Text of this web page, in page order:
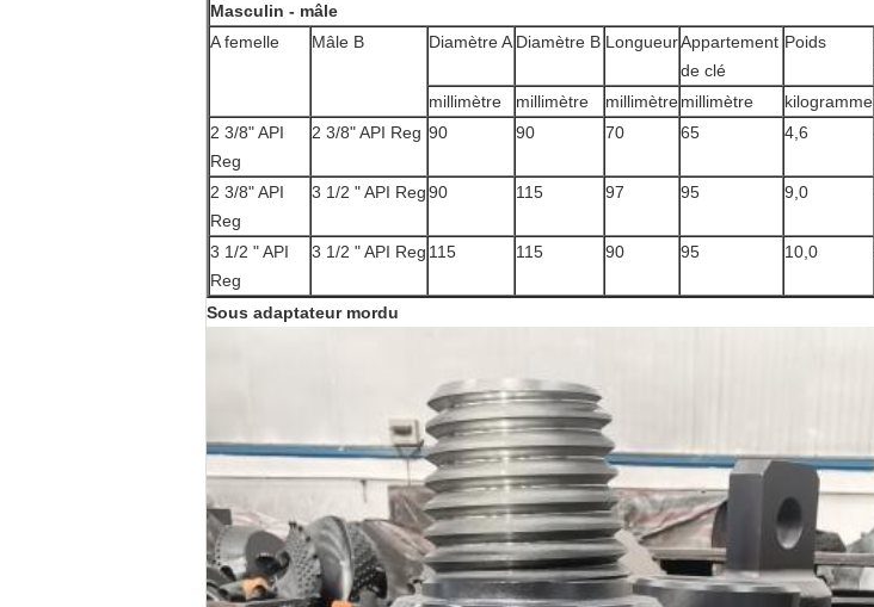
Masculin - mâle
A femelle
Mâle B Diamètre A Diamètre B LongueurAppartement
de clé
Poids
millimètre
millimètre millimètremillimètre
kilogramme
2 3/8" API
Reg
2 3/8" API Reg 90 90 70 65 4,6
2 3/8" API
Reg
3 1/2 " API Reg90 115 97 95 9,0
3 1/2 " API
Reg
3 1/2 " API Reg 115 115 90 95 10,0
Sous adaptateur mordu